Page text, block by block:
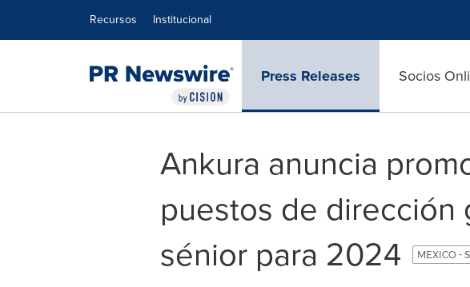
Recursos Institucional
Press Releases Socios
Ankura anuncia
puestos de dirección
sénior para 2024
MEXICO -